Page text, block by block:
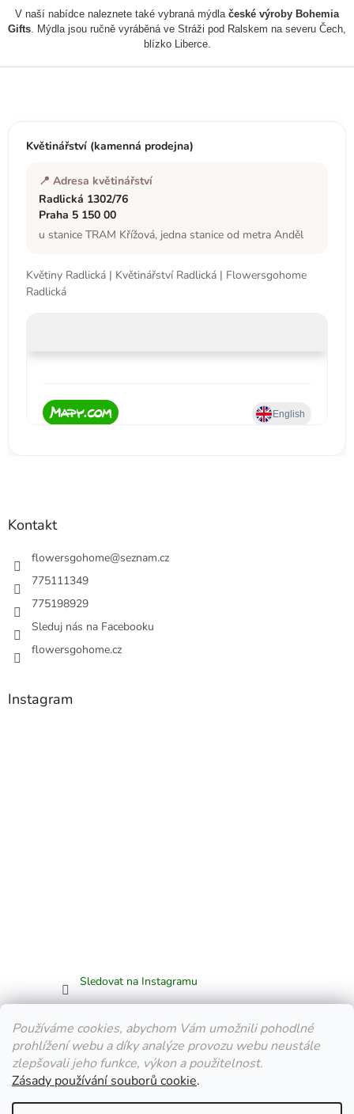
Používáme cookies, abychom Vám umožnili pohodlné
prohlížení webu a díky analýze provozu webu neustále
zlepšovali jeho funkce, výkon a použitelnost.
Zásady používání souborů cookie.
r
v
k
v
u
V naší nabídce naleznete také vybraná mýdla české výroby Bohemia
Gifts. Mýdla jsou ručně vyráběná ve Stráži pod Ralskem na severu Čech,
blízko Liberce.
Z
Květinářství (kamenná prodejna)
📍 Adresa květinářství
Radlická 1302/76
Praha 5 150 00
u stanice TRAM Křížová, jedna stanice od metra Anděl
Květiny Radlická | Květinářství Radlická | Flowersgohome
Radlická
Kontakt
flowersgohome@seznam.cz
775111349
775198929
Sleduj nás na Facebooku
flowersgohome.cz
Instagram
Sledovat na Instagramu
Facebook